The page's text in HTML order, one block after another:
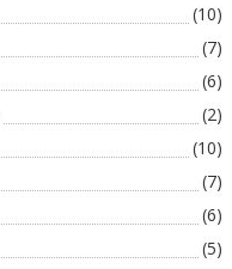
(10)
(7)
(6)
(2)
(10)
(7)
(6)
(5)